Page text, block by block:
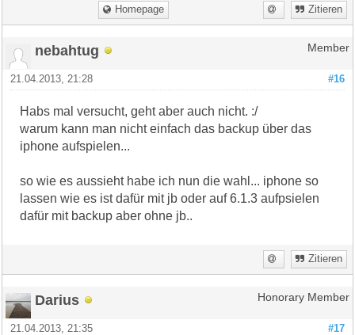
Homepage Zitieren
nebahtug Member
#16
21.04.2013, 21:28
Habs mal versucht, geht aber auch nicht. :/
warum kann man nicht einfach das backup über das
iphone aufspielen...
so wie es aussieht habe ich nun die wahl... iphone so
lassen wie es ist dafür mit jb oder auf 6.1.3 aufpsielen
dafür mit backup aber ohne jb..
Zitieren
Darius Honorary Member
#17
21.04.2013, 21:35